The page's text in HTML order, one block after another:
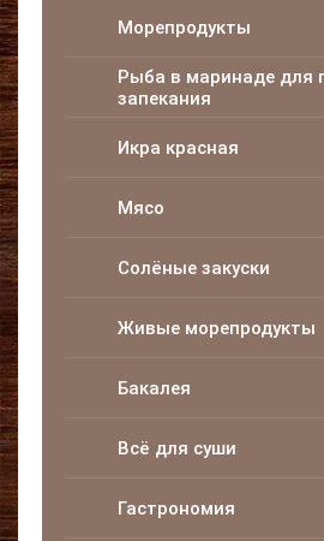
Морепродукты
Рыба в маринаде для
запекания
Икра красная
Мясо
Солёные закуски
Живые морепродукты
Бакалея
Всё для суши
Гастрономия